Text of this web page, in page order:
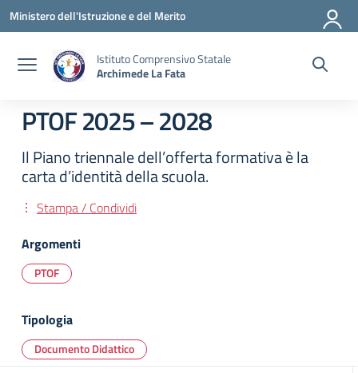
Vai ai contenuti
Vai al menu di navigazione
Vai al footer
Ministero dell'Istruzione e del Merito
Istituto Comprensivo Statale
Archimede La Fata
PTOF 2025 – 2028
Il Piano triennale dell’offerta formativa è la
carta d’identità della scuola.
Stampa / Condividi
Argomenti
PTOF
Tipologia
Documento Didattico